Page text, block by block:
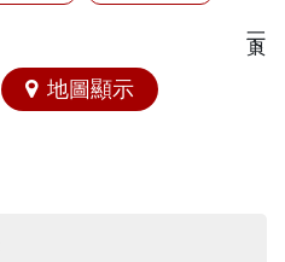
地圖顯示